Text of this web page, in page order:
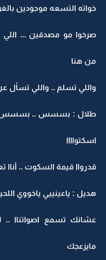
خواته التسعه موجودين
صرخوا مو مصدقين ... اللي
من هنا
واللي تسلم .. واللي تسأل
طلال : بسسس .. بسسس
اسكتواااا
قدرواا قيمة السكوت .. أناا
هديل : ياعينييي ياخووي
عشانك تسمع اصواتناا ..
مايزعجك